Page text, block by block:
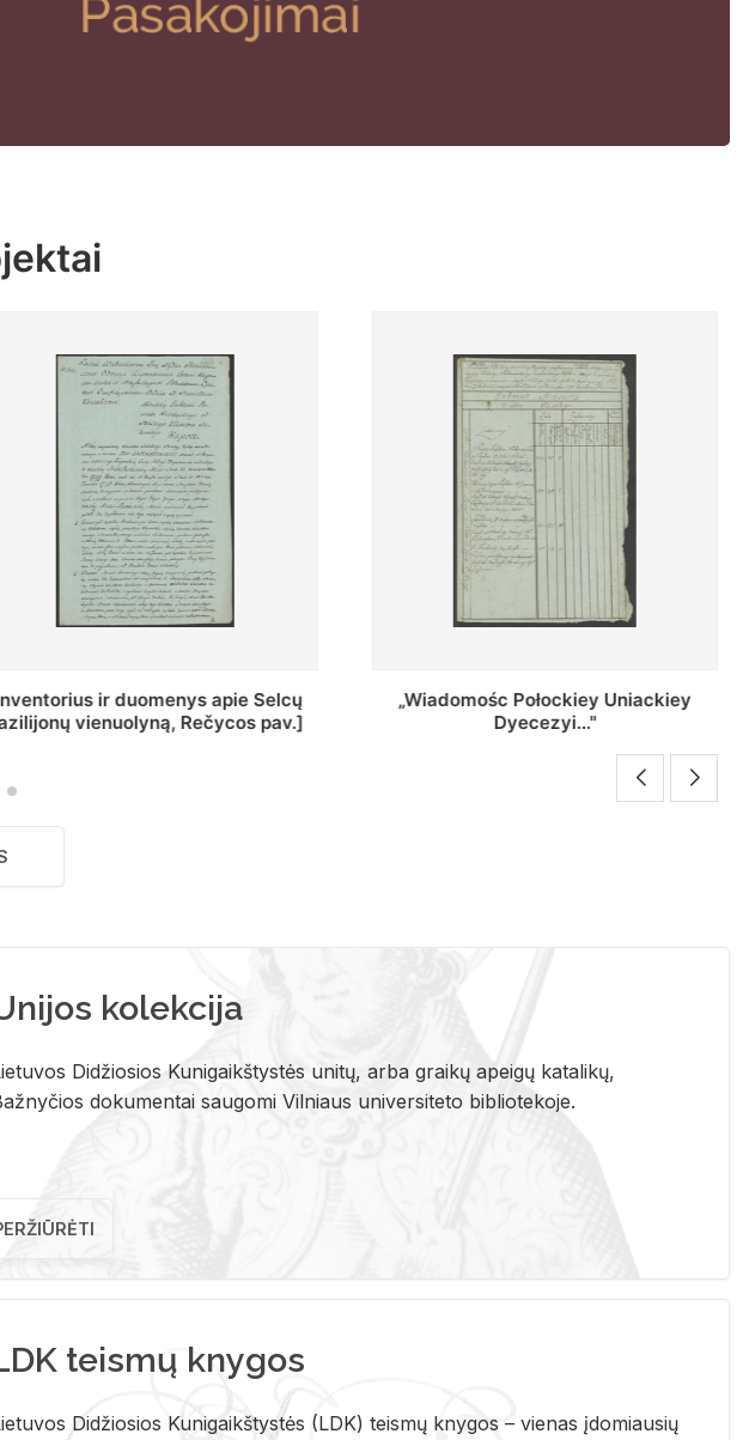
„Wiadomośc Połockiey Uniackiey
Dyecezyi..."
Regestr Parochow Dekanatu
Brzeskiego
kolekcija
Didžiosios Kunigaikštystės unitų, arba graikų apeigų katalikų,
dokumentai saugomi Vilniaus universiteto bibliotekoje.
teismų knygos
Di­džio­sios Ku­ni­gaikš­tys­tės (LDK) teis­mų kny­gos – vie­nas įdo­miau­sių